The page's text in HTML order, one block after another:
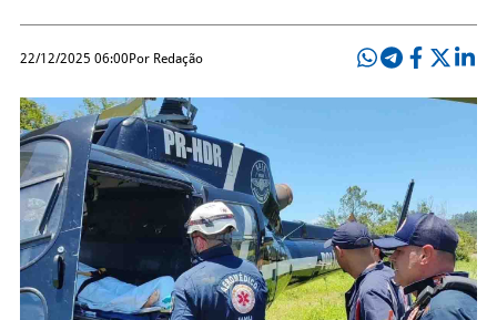
22/12/2025 06:00Por Redação